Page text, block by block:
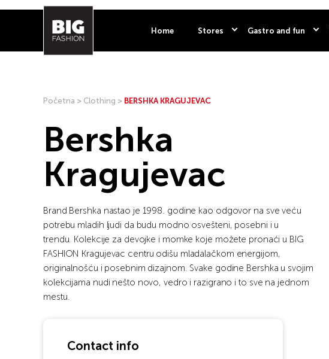
Home Stores Gastro and fun
Početna > Clothing > BERSHKA KRAGUJEVAC
Bershka
Kragujevac
Brand Bershka nastao je 1998. godine kao odgovor na sve veću
potrebu mladih ljudi da budu modno osvešteni, posebni i u
trendu. Kolekcije za devojke i momke koje možete pronaći u BIG
FASHION Kragujevac centru odišu mladalačkom energijom,
originalnošću i posebnim dizajnom. Svake godine Bershka u svojim
kolekcijama nudi nešto novo, vedro i razigrano i to sve na jednom
mestu.
Contact info